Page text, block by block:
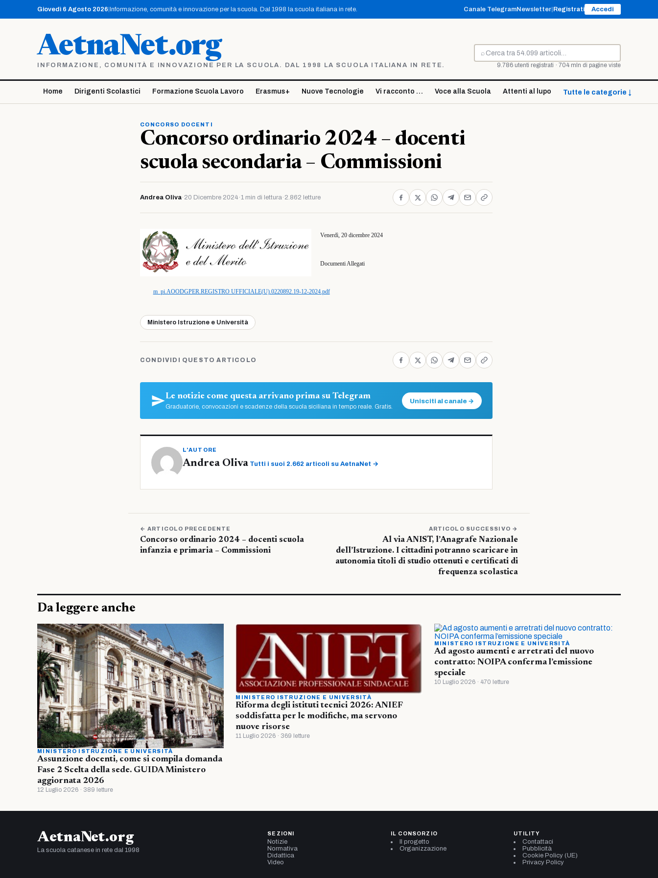
contenuto
Giovedì 6 Agosto 2026 Informazione, comunità e innovazione per la scuola. Dal 1998 la scuola italiana in rete. Canale TelegramNewsletter Registrati Accedi
AetnaNet.org
INFORMAZIONE, COMUNITÀ E INNOVAZIONE PER LA SCUOLA. DAL 1998 LA SCUOLA ITALIANA IN RETE.
⌕
Cerca
9.786 utenti registrati · 704 mln di pagine viste
Home Dirigenti Scolastici Formazione Scuola Lavoro Erasmus+ Nuove Tecnologie Vi racconto … Voce alla Scuola Attenti al lupo Tutte le categorie ↓
CONCORSO DOCENTI
Concorso ordinario 2024 – docenti
scuola secondaria – Commissioni
Andrea Oliva· 20 Dicembre 2024 ·1 min di lettura· 2.862 letture
Venerdì, 20 dicembre 2024
Documenti Allegati
m_pi.AOODGPER.REGISTRO UFFICIALE(U).0220892.19-12-2024.pdf
Ministero Istruzione e Università
CONDIVIDI QUESTO ARTICOLO
Le notizie come questa arrivano prima su Telegram
Graduatorie, convocazioni e scadenze della scuola siciliana in tempo reale. Gratis.
Unisciti al canale →
L'AUTORE
Andrea Oliva Tutti i suoi 2.662 articoli su AetnaNet →
← ARTICOLO PRECEDENTE
Concorso ordinario 2024 – docenti scuola
infanzia e primaria – Commissioni
ARTICOLO SUCCESSIVO →
Al via ANIST, l’Anagrafe Nazionale
dell’Istruzione. I cittadini potranno scaricare in
autonomia titoli di studio ottenuti e certificati di
frequenza scolastica
Da leggere anche
MINISTERO ISTRUZIONE E UNIVERSITÀ
Assunzione docenti, come si compila domanda
Fase 2 Scelta della sede. GUIDA Ministero
aggiornata 2026
12 Luglio 2026 · 389 letture
MINISTERO ISTRUZIONE E UNIVERSITÀ
Riforma degli istituti tecnici 2026: ANIEF
soddisfatta per le modifiche, ma servono
nuove risorse
11 Luglio 2026 · 369 letture
MINISTERO ISTRUZIONE E UNIVERSITÀ
Ad agosto aumenti e arretrati del nuovo
contratto: NOIPA conferma l’emissione
speciale
10 Luglio 2026 · 470 letture
AetnaNet.org
La scuola catanese in rete dal 1998
SEZIONI
Notizie
Normativa
Didattica
Video
IL CONSORZIO
Il progetto
Organizzazione
UTILITY
Contattaci
Pubblicità
Cookie Policy (UE)
Privacy Policy